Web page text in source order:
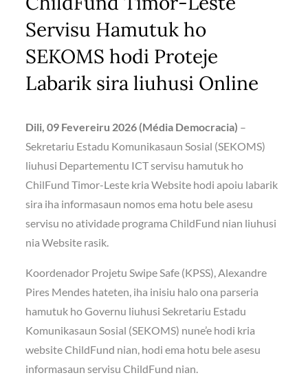
Servisu Hamutuk ho
SEKOMS hodi Proteje
Labarik sira liuhusi Online
Dili, 09 Fevereiru 2026 (Média Democracia) –
Sekretariu Estadu Komunikasaun Sosial (SEKOMS)
liuhusi Departementu ICT servisu hamutuk ho
ChilFund Timor-Leste kria Website hodi apoiu labarik
sira iha informasaun nomos ema hotu bele asesu
servisu no atividade programa ChildFund nian liuhusi
nia Website rasik.
Koordenador Projetu Swipe Safe (KPSS), Alexandre
Pires Mendes hateten, iha inisiu halo ona parseria
hamutuk ho Governu liuhusi Sekretariu Estadu
Komunikasaun Sosial (SEKOMS) nune’e hodi kria
website ChildFund nian, hodi ema hotu bele asesu
informasaun servisu ChildFund nian.